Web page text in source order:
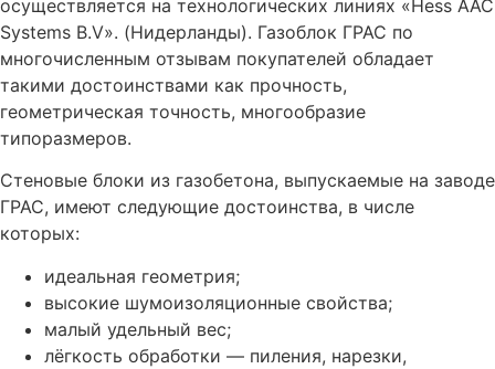
осуществляется на технологических линиях «Hess AAC
Systems B.V». (Нидерланды). Газоблок ГРАС по
многочисленным отзывам покупателей обладает
такими достоинствами как прочность,
геометрическая точность, многообразие
типоразмеров.
Стеновые блоки из газобетона, выпускаемые на заводе
ГРАС, имеют следующие достоинства, в числе
которых:
идеальная геометрия;
высокие шумоизоляционные свойства;
малый удельный вес;
лёгкость обработки — пиления, нарезки,